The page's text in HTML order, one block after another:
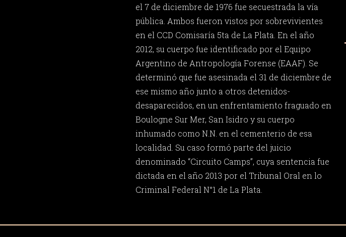
el 7 de diciembre de 1976 fue secuestrada la vía
pública. Ambos fueron vistos por sobrevivientes
en el CCD Comisaría 5ta de La Plata. En el año
2012, su cuerpo fue identificado por el Equipo
Argentino de Antropología Forense (EAAF). Se
determinó que fue asesinada el 31 de diciembre de
ese mismo año junto a otros detenidos-
desaparecidos, en un enfrentamiento fraguado en
Boulogne Sur Mer, San Isidro y su cuerpo
inhumado como N.N. en el cementerio de esa
localidad. Su caso formó parte del juicio
denominado “Circuito Camps”, cuya sentencia fue
dictada en el año 2013 por el Tribunal Oral en lo
Criminal Federal N°1 de La Plata.